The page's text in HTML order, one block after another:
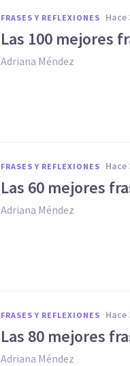
FRASES Y REFLEXIONES
Las 100 mejores
Adriana Méndez
FRASES Y REFLEXIONES
Las 60 mejores
Adriana Méndez
FRASES Y REFLEXIONES
Las 80 mejores
Adriana Méndez